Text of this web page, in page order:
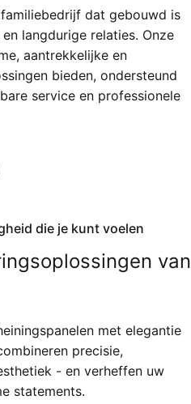
familiebedrijf dat gebouwd is
langdurige relaties. Onze
aantrekkelijke en
bieden, ondersteund
service en professionele
die je kunt voelen
van
met elegantie
precisie,
- en verheffen uw
statements.